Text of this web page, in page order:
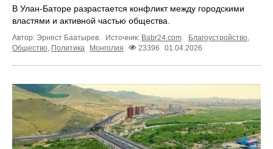
В Улан-Баторе разрастается конфликт между городскими
властями и активной частью общества.
Автор: Эрнест Баатырев. Источник: Babr24.com Благоустройство
Общество Политика Монголия 23396 01.04.2026